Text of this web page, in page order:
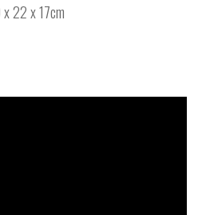
x 22 x 17cm